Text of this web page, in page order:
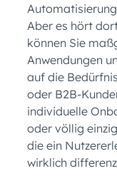
Aber es hört
können Sie
Anwendungen
auf die
oder B2B-
individuelle
oder völlig
die ein
wirklich